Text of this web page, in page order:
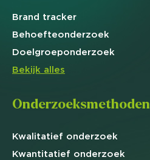
Brand tracker
Behoefteonderzoek
Doelgroeponderzoek
Bekijk alles
Onderzoeksmethoden
Kwalitatief onderzoek
Kwantitatief onderzoek